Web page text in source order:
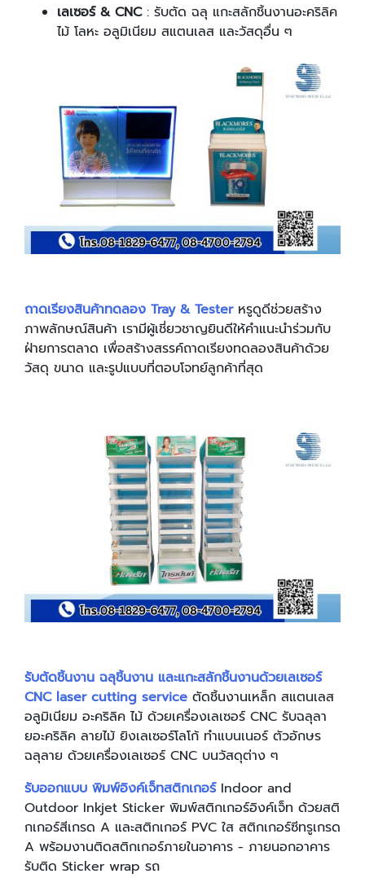
เลเซอร์ & CNC: รับตัด ฉลุ แกะสลักชิ้นงานอะคริลิค
ไม้ โลหะ อลูมิเนียม สแตนเลส และวัสดุอื่น ๆ
ถาดเรียงสินค้าทดลอง Tray & Tester หรูดูดีช่วยสร้าง
ภาพลักษณ์สินค้า เรามีผู้เชี่ยวชาญยินดีให้คำแนะนำร่วมกับ
ฝ่ายการตลาด เพื่อสร้างสรรค์ถาดเรียงทดลองสินค้าด้วย
วัสดุ ขนาด และรูปแบบที่ตอบโจทย์ลูกค้าที่สุด
รับตัดชิ้นงาน ฉลุชิ้นงาน และแกะสลักชิ้นงานด้วยเลเซอร์
CNC laser cutting service ตัดชิ้นงานเหล็ก สแตนเลส
อลูมิเนียม อะคริลิค ไม้ ด้วยเครื่องเลเซอร์ CNC รับฉลุลา
ยอะคริลิค ลายไม้ ยิงเลเซอร์โลโก้ ทำแบนเนอร์ ตัวอักษร
ฉลุลาย ด้วยเครื่องเลเซอร์ CNC บนวัสดุต่าง ๆ
รับออกแบบ พิมพ์อิงค์เจ็ทสติกเกอร์Indoor and
Outdoor Inkjet Sticker พิมพ์สติกเกอร์อิงค์เจ็ท ด้วยสติ
กเกอร์สีเกรด A และสติกเกอร์ PVC ใส สติกเกอร์ซีทรูเกรด
A พร้อมงานติดสติกเกอร์ภายในอาคาร - ภายนอกอาคาร
รับติด Sticker wrap รถ